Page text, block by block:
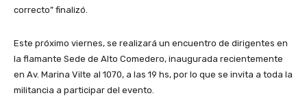
correcto” finalizó.
Este próximo viernes, se realizará un encuentro de dirigentes en
la flamante Sede de Alto Comedero, inaugurada recientemente
en Av. Marina Vilte al 1070, a las 19 hs, por lo que se invita a toda la
militancia a participar del evento.